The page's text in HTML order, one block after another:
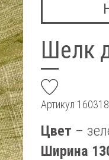
Шелк
Артикул
Цвет –
Ширина